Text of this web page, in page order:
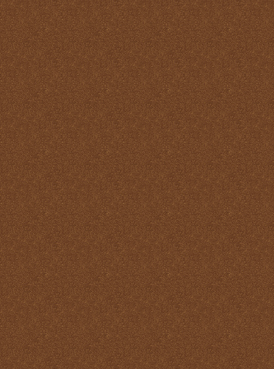
La Santa Misa y la labor
Pastoral
La Santa Misa y la ofrenda
de sí mismo
La Santa Misa y la Palabra
de Dios
La Santa Misa y la pureza
La Santa Misa y la
Resurrección
La Santa Misa y la salud
del alma y del cuerpo
La Santa Misa y la salud
del alma y del cuerpo
La Santa Misa y la
salvación de mundo
La Santa Misa y la santidad
La Santa Misa y la tibieza.
La Santa Misa y la unidad
La Santa Misa y la Vida
Eterna
La Santa Misa y las
virtudes
La Santa Misa y los
Ángeles
La Santa Misa y los Santos
La Santa Misa y nuestra